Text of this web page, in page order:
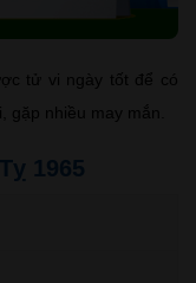
tử vi ngày tốt để có
nhiều may mắn.
1965